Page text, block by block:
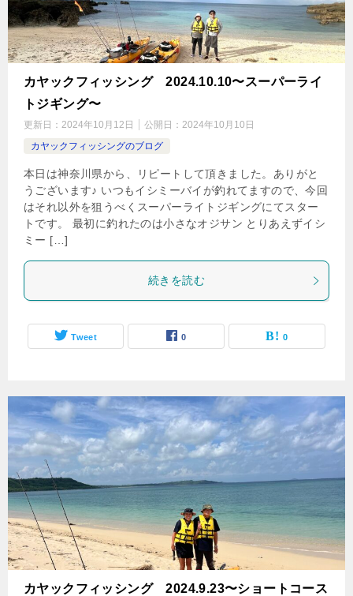
カヤックフィッシング 2024.10.10〜スーパーライ
トジギング〜
更新日： 2024年10月12日 公開日： 2024年10月10日
カヤックフィッシングのブログ
本日は神奈川県から、リピートして頂きました。ありがと
うございます♪ いつもイシミーバイが釣れてますので、今回
はそれ以外を狙うべくスーパーライトジギングにてスター
トです。 最初に釣れたのは小さなオジサン とりあえずイシ
ミー […]
続きを読む
Tweet 0 0
カヤックフィッシング 2024.9.23〜ショートコース